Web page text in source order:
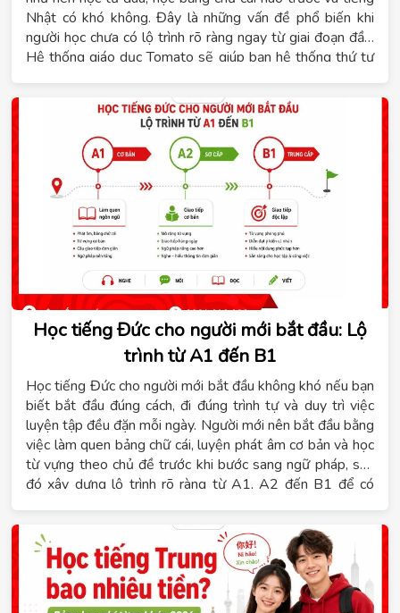
Nhật có khó không. Đây là những vấn đề phổ biến khi
người học chưa có lộ trình rõ ràng ngay từ giai đoạn đầu.
Hệ thống giáo dục Tomato sẽ giúp bạn hệ thống thứ tự
lựa chọn khóa học phù hợp với mục tiêu cá nhân.
Học tiếng Đức cho người mới bắt đầu: Lộ
trình từ A1 đến B1
Học tiếng Đức cho người mới bắt đầu không khó nếu bạn
biết bắt đầu đúng cách, đi đúng trình tự và duy trì việc
luyện tập đều đặn mỗi ngày. Người mới nên bắt đầu bằng
việc làm quen bảng chữ cái, luyện phát âm cơ bản và học
từ vựng theo chủ đề trước khi bước sang ngữ pháp, sau
đó xây dựng lộ trình rõ ràng từ A1, A2 đến B1 để có
giúp bạn giải đáp tiếng Đức có khó không, học B1 mất
bao lâu và cách lựa chọn hình thức học phù hợp. Đồng
thời, Hệ thống giáo dục Tomato sẽ chia sẻ những kinh
nghiệm thực tế giúp bạn học tiếng Đức hiệu quả ngay từ
những bước đầu tiên.